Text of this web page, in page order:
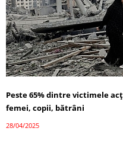
Peste 65% dintre victimele
femei, copii, bătrâni
28/04/2025